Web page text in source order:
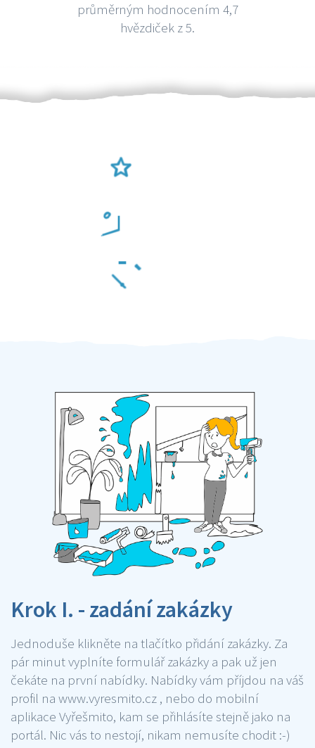
průměrným hodnocením 4,7
hvězdiček z 5.
Krok I. - zadání zakázky
Jednoduše klikněte na tlačítko přidání zakázky. Za
pár minut vyplníte formulář zakázky a pak už jen
čekáte na první nabídky. Nabídky vám příjdou na váš
profil na www.vyresmito.cz , nebo do mobilní
aplikace Vyřešmito, kam se přihlásíte stejně jako na
portál. Nic vás to nestojí, nikam nemusíte chodit :-)